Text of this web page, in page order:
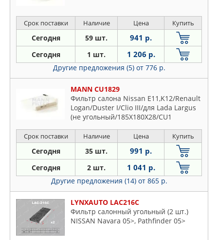
Срок поставки Наличие Цена Купить
Сегодня 59 шт. 941 р.
Сегодня 1 шт. 1 206 р.
Другие предложения (5) от 776 р.
MANN CU1829
Фильтр салона Nissan E11,K12/Renault
Logan/Duster I/Clio III/для Lada Largus
(не угольный/185X180X28/CU1
Срок поставки Наличие Цена Купить
Сегодня 35 шт. 991 р.
Сегодня 2 шт. 1 041 р.
Другие предложения (14) от 865 р.
LYNXAUTO LAC216C
Фильтр салонный угольный (2 шт.)
NISSAN Navara 05>, Pathfinder 05>